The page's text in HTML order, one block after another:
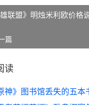
雄联盟》明烛米利欧价格
篇
读